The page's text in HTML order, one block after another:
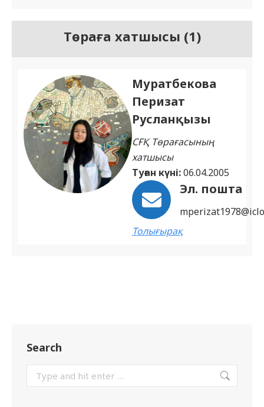
Төраға хатшысы (1)
Муратбекова
Перизат
Русланқызы
СҒҚ Төрағасының
хатшысы
Туған күні:06.04.2005
Эл. пошта
Толығырақ
Search